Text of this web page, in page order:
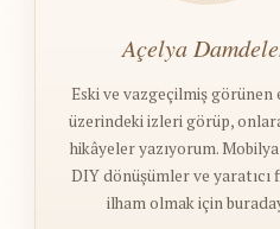
Açelya
Eski ve vazgeçilmiş görünen
üzerindeki izleri görüp,
hikâyeler yazıyorum.
DIY dönüşümler ve yaratıcı
ilham olmak için